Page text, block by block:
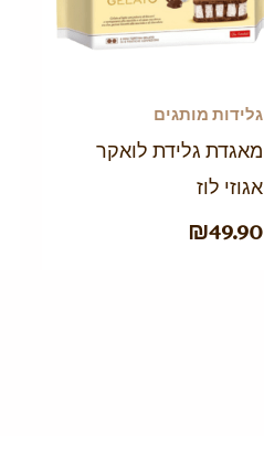
גלידות מותגים
מאגדת גלידת לואקר
אגוזי לוז
₪49.90